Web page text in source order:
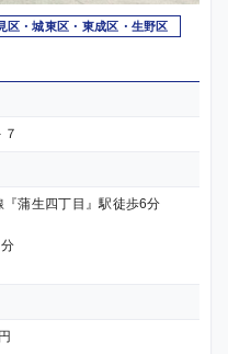
区・城東区・東成区・生野区
蒲生四丁目』駅徒歩6分